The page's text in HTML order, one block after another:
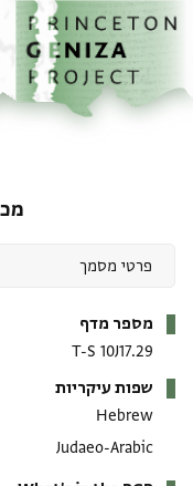
לתוכןהבית
מספר מדף
T-S 10J17.29
שפות עיקריות
Hebrew
Judaeo-Arabic